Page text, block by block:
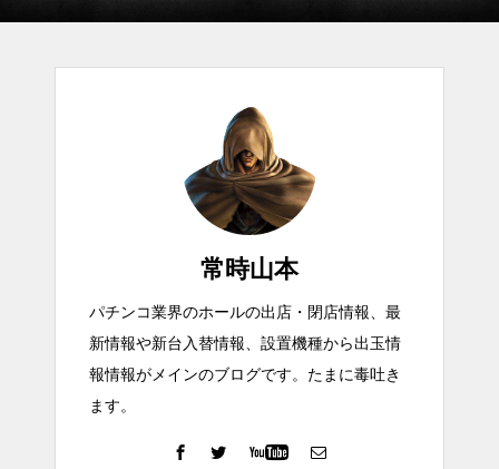
常時山本
パチンコ業界のホールの出店・閉店情報、最
新情報や新台入替情報、設置機種から出玉情
報情報がメインのブログです。たまに毒吐き
ます。